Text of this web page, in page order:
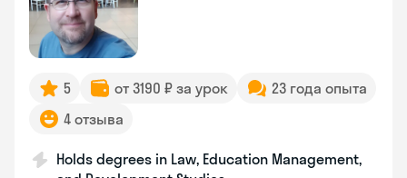
5 от 3190 ₽ за урок
23 года опыта
4 отзыва
Holds degrees in Law, Education Management,